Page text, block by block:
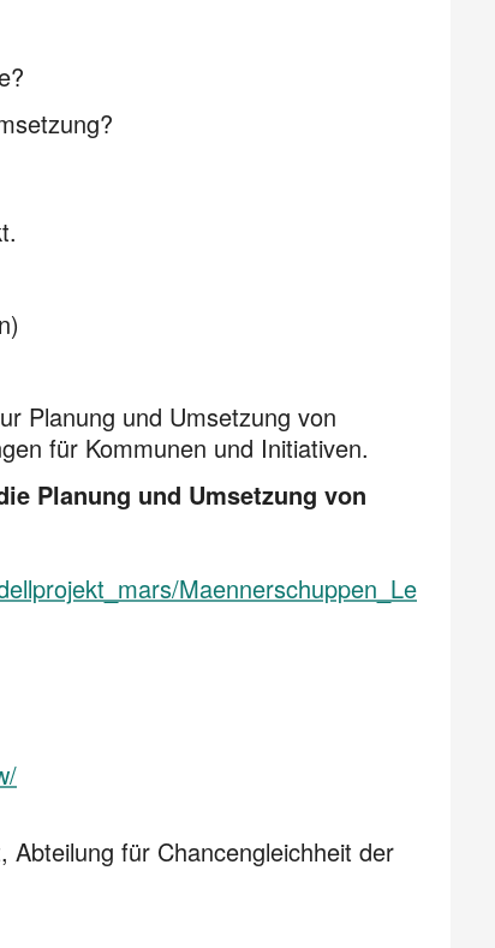
Planung und Umsetzung von
für Kommunen und Initiativen.
Planung und Umsetzung von
Maennerschuppen_Le
für Chancengleichheit der